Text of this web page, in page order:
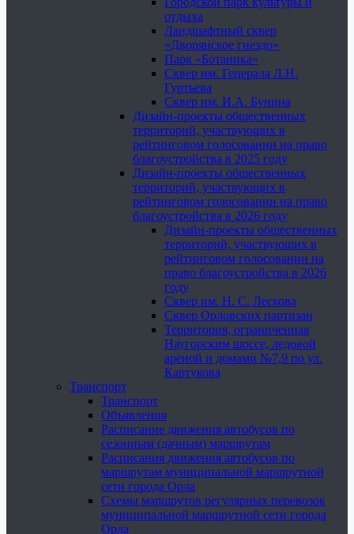
отдыха
Ландшафтный сквер
«Дворянское гнездо»
Парк «Ботаника»
Сквер им. Генерала Л.Н.
Гуртьева
Сквер им. И.А. Бунина
Дизайн-проекты общественных
территорий, участвующих в
рейтинговом голосовании на право
благоустройства в 2025 году
Дизайн-проекты общественных
территорий, участвующих в
рейтинговом голосовании на право
благоустройства в 2026 году
Дизайн-проекты общественных
территорий, участвующих в
рейтинговом голосовании на
право благоустройства в 2026
году
Сквер им. Н. С. Лескова
Сквер Орловских партизан
Территория, ограниченная
Наугорским шоссе, ледовой
ареной и домами №7,9 по ул.
Картукова
Транспорт
Транспорт
Объявления
Расписание движения автобусов по
сезонным (дачным) маршрутам
Расписания движения автобусов по
маршрутам муниципальной маршрутной
сети города Орла
Схемы маршрутов регулярных перевозок
муниципальной маршрутной сети города
Орла